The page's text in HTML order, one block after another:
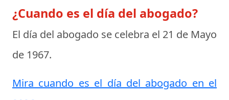
¿Cuando es el día del abogado?
El día del abogado se celebra el 21 de Mayo
de 1967.
Mira cuando es el día del abogado en el